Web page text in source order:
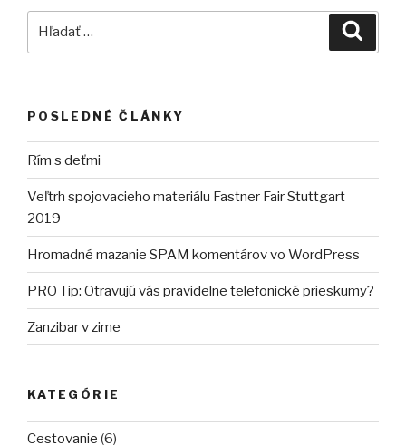
POSLEDNÉ ČLÁNKY
Rím s deťmi
Veľtrh spojovacieho materiálu Fastner Fair Stuttgart
2019
Hromadné mazanie SPAM komentárov vo WordPress
PRO Tip: Otravujú vás pravidelne telefonické prieskumy?
Zanzibar v zime
KATEGÓRIE
Cestovanie (6)